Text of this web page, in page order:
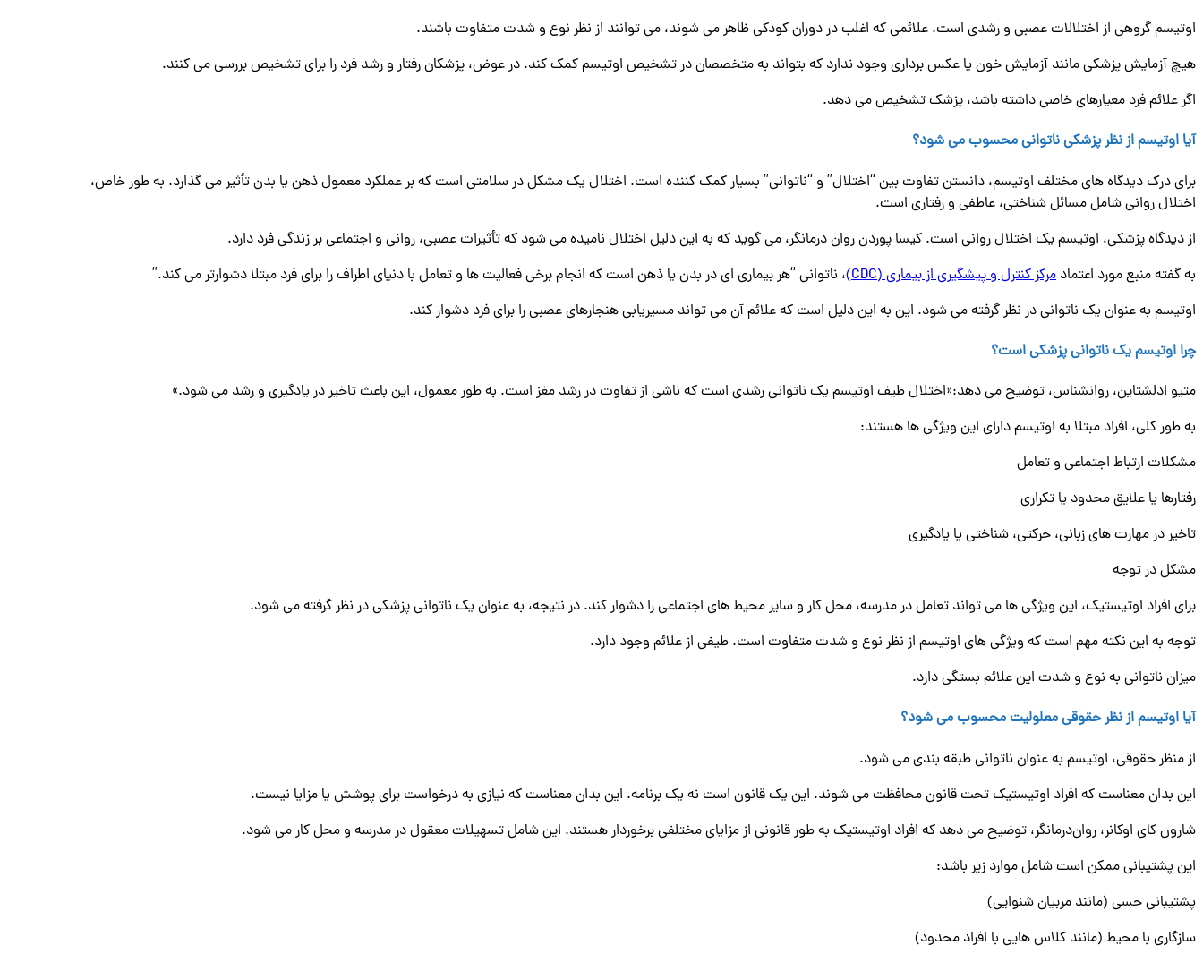
اوتیسم گروهی از اختلالات عصبی و رشدی است. علائمی که اغلب در دوران کودکی ظاهر می شوند، می توانند از نظر نوع و شدت متفاوت باشند.
هیچ آزمایش پزشکی مانند آزمایش خون یا عکس برداری وجود ندارد که بتواند به متخصصان در تشخیص اوتیسم کمک کند. در عوض، پزشکان رفتار و رشد فرد را برای تشخیص بررسی می کنند.
اگر علائم فرد معیارهای خاصی داشته باشد، پزشک تشخیص می دهد.
آیا اوتیسم از نظر پزشکی ناتوانی محسوب می شود؟
برای درک دیدگاه های مختلف اوتیسم، دانستن تفاوت بین “اختلال” و “ناتوانی” بسیار کمک کننده است. اختلال یک مشکل در سلامتی است که بر عملکرد معمول ذهن یا بدن تأثیر می گذارد. به طور خاص،
اختلال روانی شامل مسائل شناختی، عاطفی و رفتاری است.
از دیدگاه پزشکی، اوتیسم یک اختلال روانی است. کیسا پوردن روان درمانگر، می گوید که به این دلیل اختلال نامیده می شود که تأثیرات عصبی، روانی و اجتماعی بر زندگی فرد دارد.
به گفته منبع مورد اعتماد مرکز کنترل و پیشگیری از بیماری (CDC)
، ناتوانی “هر بیماری ای در بدن یا ذهن است که انجام برخی فعالیت ها و تعامل با دنیای اطراف را برای فرد مبتلا دشوارتر می کند.”
اوتیسم به عنوان یک ناتوانی در نظر گرفته می شود. این به این دلیل است که علائم آن می تواند مسیریابی هنجارهای عصبی را برای فرد دشوار کند.
چرا اوتیسم یک ناتوانی پزشکی است؟
متیو ادلشتاین، روانشناس، توضیح می دهد:«اختلال طیف اوتیسم یک ناتوانی رشدی است که ناشی از تفاوت در رشد مغز است. به طور معمول، این باعث تاخیر در یادگیری و رشد می شود.»
به طور کلی، افراد مبتلا به اوتیسم دارای این ویژگی ها هستند:
مشکلات ارتباط اجتماعی و تعامل
رفتارها یا علایق محدود یا تکراری
تاخیر در مهارت های زبانی، حرکتی، شناختی یا یادگیری
مشکل در توجه
برای افراد اوتیستیک، این ویژگی ها می تواند تعامل در مدرسه، محل کار و سایر محیط های اجتماعی را دشوار کند. در نتیجه، به عنوان یک ناتوانی پزشکی در نظر گرفته می شود.
توجه به این نکته مهم است که ویژگی های اوتیسم از نظر نوع و شدت متفاوت است. طیفی از علائم وجود دارد.
میزان ناتوانی به نوع و شدت این علائم بستگی دارد.
آیا اوتیسم از نظر حقوقی معلولیت محسوب می شود؟
از منظر حقوقی، اوتیسم به عنوان ناتوانی طبقه بندی می شود.
این بدان معناست که افراد اوتیستیک تحت قانون محافظت می‌ شوند. این یک قانون است نه یک برنامه. این بدان معناست که نیازی به درخواست برای پوشش یا مزایا نیست.
شارون کای اوکانر، روان‌درمانگر، توضیح می‌ دهد که افراد اوتیستیک به طور قانونی از مزایای مختلفی برخوردار هستند. این شامل تسهیلات معقول در مدرسه و محل کار می شود.
این پشتیبانی ممکن است شامل موارد زیر باشد:
پشتیبانی حسی (مانند مربیان شنوایی)
سازگاری با محیط (مانند کلاس هایی با افراد محدود)